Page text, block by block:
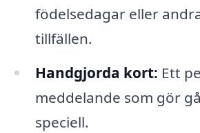
födelsedagar eller
tillfällen.
Handgjorda kort: Ett
meddelande som gör
speciell.